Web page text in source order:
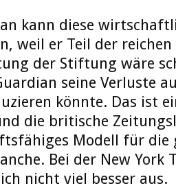
kann diese
weil er Teil der
der Stiftung wäre
seine Verluste
könnte. Das ist
die britische
Modell für die
Bei der New York
nicht viel besser aus.